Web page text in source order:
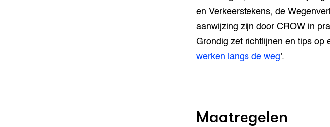
en Verkeerstekens, de
aanwijzing zijn door CROW in
Grondig zet richtlijnen en tips op
werken langs de weg'.
Maatregelen